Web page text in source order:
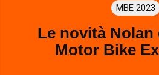
MBE 2023
Le novità Nolan
Motor Bike